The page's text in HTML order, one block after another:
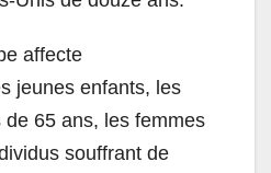
affecte
jeunes enfants, les
65 ans, les femmes
souffrant de